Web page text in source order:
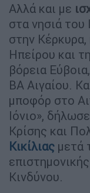
Αλλά και με
στα νησιά του
στην
Ηπείρου και
βόρεια
ΒΑ Αιγαίου.
μποφόρ στο
Ιόνιο»,
Κρίσης και
Κικίλιας μετά
Κινδύνου.